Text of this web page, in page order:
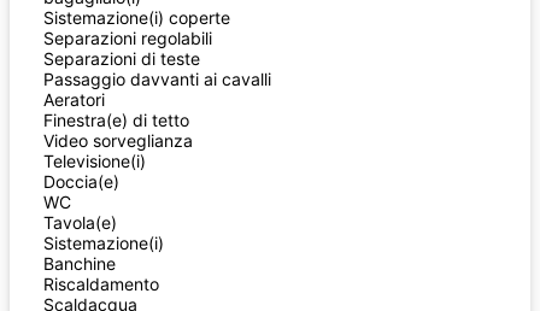
Sistemazione(i) coperte
Separazioni regolabili
Separazioni di teste
Passaggio davvanti ai cavalli
Aeratori
Finestra(e) di tetto
Video sorveglianza
Televisione(i)
Doccia(e)
WC
Tavola(e)
Sistemazione(i)
Banchine
Riscaldamento
Scaldacqua